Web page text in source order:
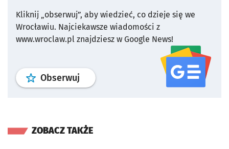
Kliknij „obserwuj”, aby wiedzieć, co dzieje się we
Wrocławiu. Najciekawsze wiadomości z
www.wroclaw.pl znajdziesz w Google News!
Obserwuj profil serwisu
ZOBACZ TAKŻE